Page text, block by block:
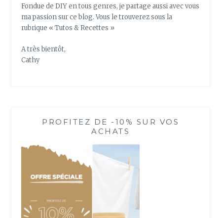
S
H
Fondue de DIY en tous genres, je partage aussi avec vous
ma passion sur ce blog. Vous le trouverez sous la
rubrique « Tutos & Recettes »
A très bientôt,
Cathy
PROFITEZ DE -10% SUR VOS
ACHATS